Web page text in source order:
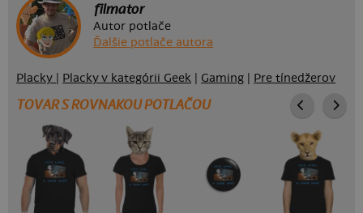
filmator
Autor potlače
Ďalšie potlače autora
Placky Placky v kategórii Geek Gaming Pre tínedžerov
TOVAR S ROVNAKOU POTLAČOU